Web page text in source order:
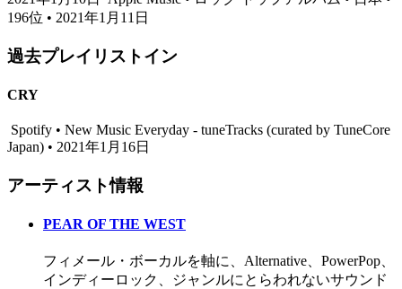
196位 • 2021年1月11日
過去プレイリストイン
CRY
Spotify • New Music Everyday - tuneTracks (curated by TuneCore
Japan) • 2021年1月16日
アーティスト情報
PEAR OF THE WEST
フィメール・ボーカルを軸に、Alternative、PowerPop、
インディーロック、ジャンルにとらわれないサウンド